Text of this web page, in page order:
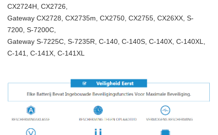
CX2724H, CX2726,
Gateway CX2728, CX2735m, CX2750, CX2755, CX26XX, S-
7200, S-7200C,
Gateway S-7225C, S-7235R, C-140, C-140S, C-140X, C-140XL,
C-141, C-141X, C-141XL